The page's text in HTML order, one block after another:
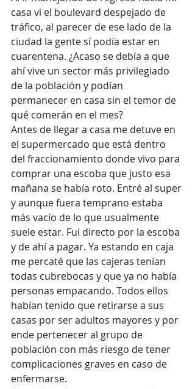
casa vi el boulevard despejado de
tráfico, al parecer de ese lado de la
ciudad la gente sí podía estar en
cuarentena. ¿Acaso se debía a que
ahí vive un sector más privilegiado
de la población y podían
permanecer en casa sin el temor de
qué comerán en el mes?
Antes de llegar a casa me detuve en
el supermercado que está dentro
del fraccionamiento donde vivo para
comprar una escoba que justo esa
mañana se había roto. Entré al super
y aunque fuera temprano estaba
más vacío de lo que usualmente
suele estar. Fui directo por la escoba
y de ahí a pagar. Ya estando en caja
me percaté que las cajeras tenían
todas cubrebocas y que ya no había
personas empacando. Todos ellos
habían tenido que retirarse a sus
casas por ser adultos mayores y por
ende pertenecer al grupo de
población con más riesgo de tener
complicaciones graves en caso de
enfermarse.